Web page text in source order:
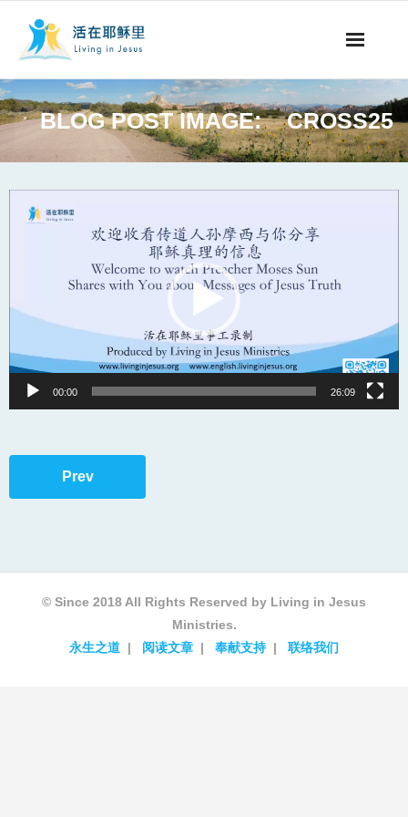
事工概要
阅读文章
永生之道
奉献支持
其他语言
BLOG POST IMAGE: CROSS25
Player
00:00 26:09
Prev
© Since 2018 All Rights Reserved by Living in Jesus
Ministries.
永生之道
阅读文章 奉献支持 联络我们